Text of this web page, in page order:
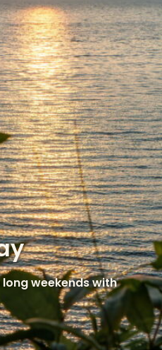
weekends with